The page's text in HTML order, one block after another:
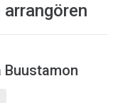
Buustamon